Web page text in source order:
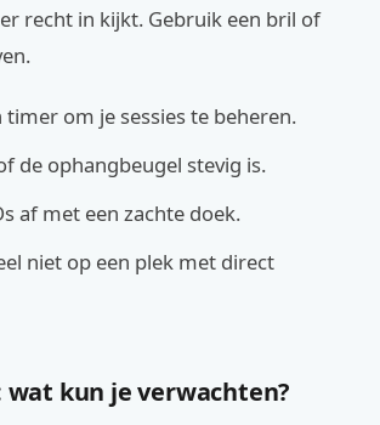
recht in kijkt. Gebruik een bril of
timer om je sessies te beheren.
de ophangbeugel stevig is.
af met een zachte doek.
niet op een plek met direct
wat kun je verwachten?